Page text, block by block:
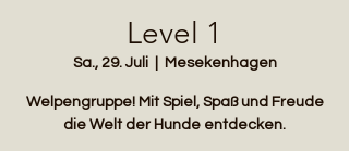
Level 1
Sa., 29. Juli
  |
Mesekenhagen
Welpengruppe! Mit Spiel, Spaß und Freude
die Welt der Hunde entdecken.